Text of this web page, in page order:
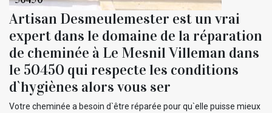
Artisan Desmeulemester est un vrai
expert dans le domaine de la réparation
de cheminée à Le Mesnil Villeman dans
le 50450 qui respecte les conditions
d`hygiènes alors vous ser
Votre cheminée a besoin d`être réparée pour qu`elle puisse mieux